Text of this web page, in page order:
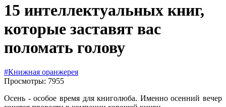
15 интеллектуальных книг,
которые заставят вас
поломать голову
#Книжная оранжерея
Просмотры: 7955
Осень - особое время для книголюба. Именно осенний вечер